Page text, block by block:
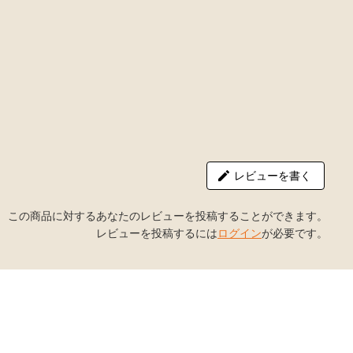
レビューを書く
この商品に対するあなたのレビューを投稿することができます。
レビューを投稿するにはログインが必要です。